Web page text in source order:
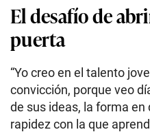
El desafío de
puerta
“Yo creo en el talento
convicción, porque veo
de sus ideas, la forma
rapidez con la que